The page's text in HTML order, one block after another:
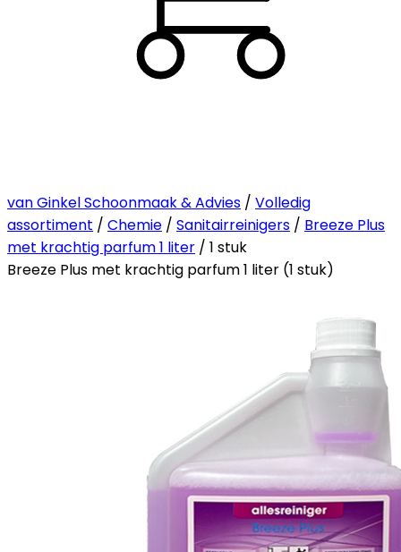
van Ginkel Schoonmaak & Advies / Volledig
assortiment / Chemie / Sanitairreinigers / Breeze Plus
met krachtig parfum 1 liter / 1 stuk
Breeze Plus met krachtig parfum 1 liter (1 stuk)